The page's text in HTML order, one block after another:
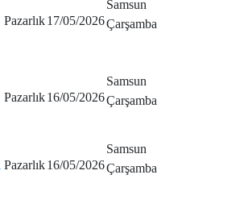
Pazarlık17/05/2026
Samsun
Çarşamba
Pazarlık16/05/2026
Samsun
Çarşamba
Pazarlık16/05/2026
Samsun
Çarşamba